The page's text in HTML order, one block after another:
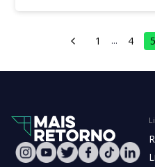
1 … 4 5